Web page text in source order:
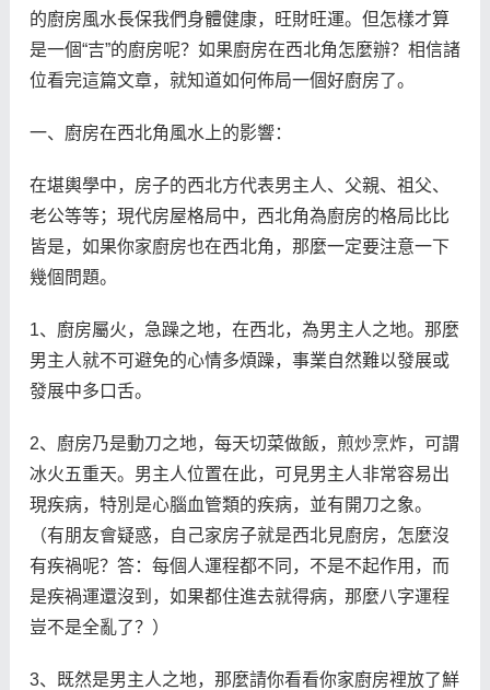
的廚房風水長保我們身體健康，旺財旺運。但怎樣才算
是一個“吉”的廚房呢？如果廚房在西北角怎麼辦？相信諸
位看完這篇文章，就知道如何佈局一個好廚房了。
一、廚房在西北角風水上的影響：
在堪輿學中，房子的西北方代表男主人、父親、祖父、
老公等等；現代房屋格局中，西北角為廚房的格局比比
皆是，如果你家廚房也在西北角，那麼一定要注意一下
幾個問題。
1、廚房屬火，急躁之地，在西北，為男主人之地。那麼
男主人就不可避免的心情多煩躁，事業自然難以發展或
發展中多口舌。
2、廚房乃是動刀之地，每天切菜做飯，煎炒烹炸，可謂
冰火五重天。男主人位置在此，可見男主人非常容易出
現疾病，特別是心腦血管類的疾病，並有開刀之象。
（有朋友會疑惑，自己家房子就是西北見廚房，怎麼沒
有疾禍呢？答：每個人運程都不同，不是不起作用，而
是疾禍運還沒到，如果都住進去就得病，那麼八字運程
豈不是全亂了？）
3、既然是男主人之地，那麼請你看看你家廚房裡放了鮮